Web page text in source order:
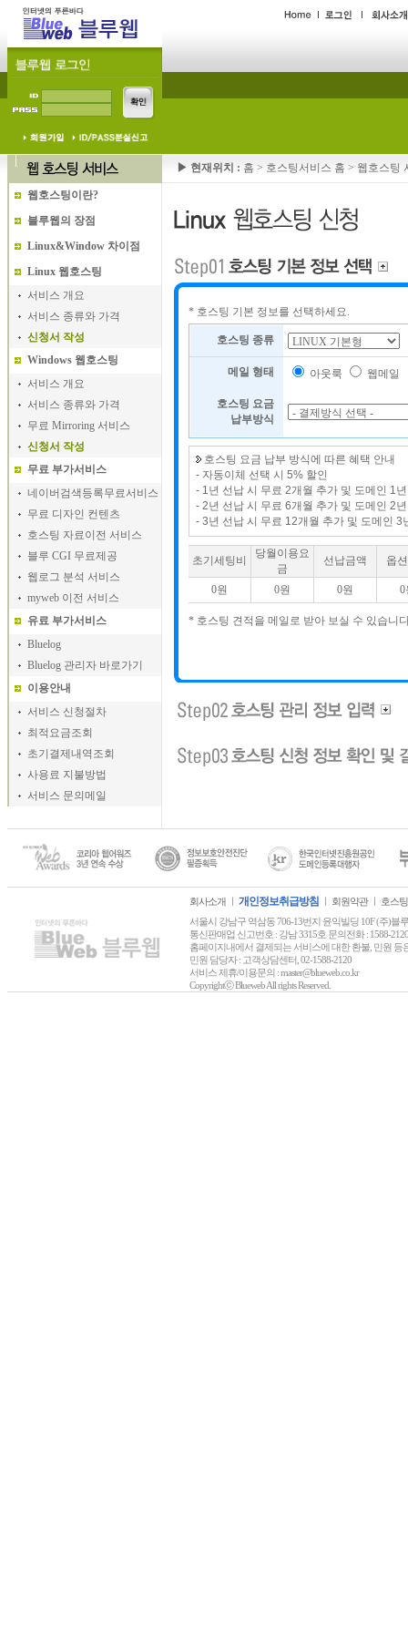
웹호스팅이란?
블루웹의 장점
Linux&Window 차이점
Linux 웹호스팅
서비스 개요
서비스 종류와 가격
신청서 작성
Windows 웹호스팅
서비스 개요
서비스 종류와 가격
무료 Mirroring 서비스
신청서 작성
무료 부가서비스
네이버검색등록무료서비스
무료 디자인 컨텐츠
호스팅 자료이전 서비스
블루 CGI 무료제공
웹로그 분석 서비스
myweb 이전 서비스
유료 부가서비스
Bluelog
Bluelog 관리자 바로가기
이용안내
서비스 신청절차
최적요금조회
초기결제내역조회
사용료 지불방법
서비스 문의메일
▶ 현재위치 : 홈 > 호스팅서비스 홈 > 웹호스팅
* 호스팅 기본 정보를 선택하세요.
호스팅 종류
메일 형태 아웃룩 웹메일
호스팅 요금
납부방식
호스팅 요금 납부 방식에 따른 혜택 안내
- 자동이체 선택 시 5% 할인
- 1년 선납 시 무료 2개월 추가 및 도메인 1
- 2년 선납 시 무료 6개월 추가 및 도메인 2
- 3년 선납 시 무료 12개월 추가 및 도메인 3
초기세팅비
당월이용요
금
선납금액 옵
0원 0원 0원 0
* 호스팅 견적을 메일로 받아 보실 수 있습니
회사소개ㅣ 개인정보취급방침 ㅣ 회원약관ㅣ 호스
서울시 강남구 역삼동 706-13번지 윤익빌딩 10F (주)블
통신판매업 신고번호 : 강남 3315호 문의전화 : 1588-
홈페이지내에서 결제되는 서비스에 대한 환불, 민원
민원 담당자 : 고객상담센터, 02-1588-2120
서비스 제휴/이용문의 : master@blueweb.co.kr
Copyrightⓒ Blueweb All rights Reserved.